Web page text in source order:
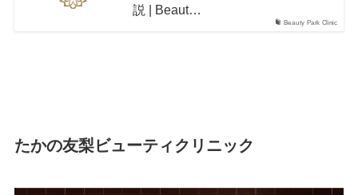
Beauty Park Clinic
説 | Beaut…
たかの友梨ビューティクリニック